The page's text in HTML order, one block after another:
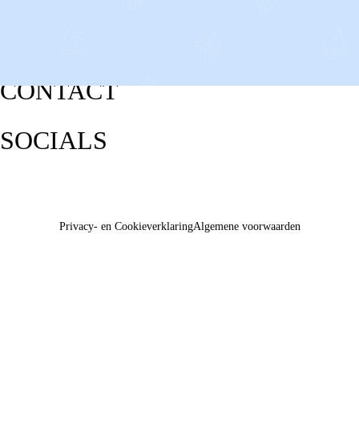
CONTACT
SOCIALS
Privacy- en CookieverklaringAlgemene voorwaarden